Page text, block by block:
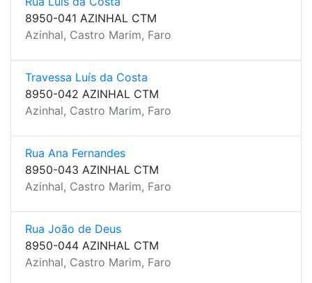
8950-041 AZINHAL CTM
Azinhal, Castro Marim, Faro
Travessa Luís da Costa
8950-042 AZINHAL CTM
Azinhal, Castro Marim, Faro
Rua Ana Fernandes
8950-043 AZINHAL CTM
Azinhal, Castro Marim, Faro
Rua João de Deus
8950-044 AZINHAL CTM
Azinhal, Castro Marim, Faro